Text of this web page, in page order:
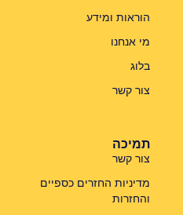
הוראות ומידע
מי אנחנו
בלוג
צור קשר
תמיכה
צור קשר
מדיניות החזרים כספיים
והחזרות